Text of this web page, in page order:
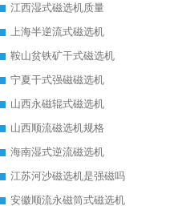
江西湿式磁选机质量
上海半逆流式磁选机
鞍山贫铁矿干式磁选机
宁夏干式强磁磁选机
山西永磁辊式磁选机
山西顺流磁选机规格
海南湿式逆流磁选机
江苏河沙磁选机是强磁吗
安徽顺流永磁筒式磁选机